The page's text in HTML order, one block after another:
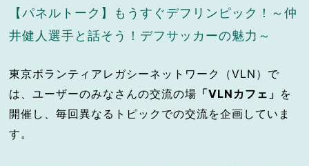
【パネルトーク】もうすぐデフリンピック！～仲
井健人選手と話そう！デフサッカーの魅力～
東京ボランティアレガシーネットワーク（VLN）で
は、ユーザーのみなさんの交流の場 「VLNカフェ」 を
開催し、毎回異なるトピックでの交流を企画していま
す。